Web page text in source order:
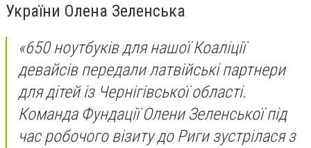
України Олена Зеленська
«650 ноутбуків для нашої Коаліції
девайсів передали латвійські партнери
для дітей із Чернігівської області.
Команда Фундації Олени Зеленської під
час робочого візиту до Риги зустрілася з